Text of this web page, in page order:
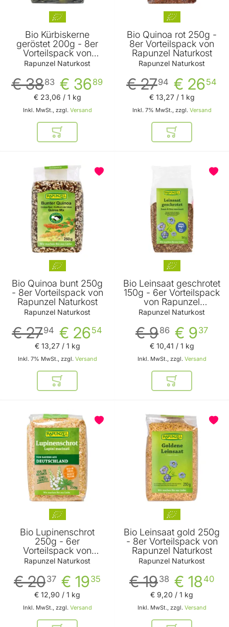
Bio Kürbiskerne
geröstet 200g - 8er
Vorteilspack von
Rapunzel Naturkost
Rapunzel Naturkost
€ 3689
€ 3883
Inkl. MwSt., zzgl. Versand
€ 23,06 / 1 kg
In den Warenkorb
Bio Quinoa rot 250g -
8er Vorteilspack von
Rapunzel Naturkost
Rapunzel Naturkost
€ 2654
€ 2794
Inkl. 7% MwSt., zzgl. Versand
€ 13,27/ 1 kg
In den
Bio Quinoa bunt 250g
- 8er Vorteilspack von
Rapunzel Naturkost
Rapunzel Naturkost
€ 2654
€ 2794
Inkl. 7% MwSt., zzgl. Versand
€ 13,27/ 1 kg
In den Warenkorb
Bio Leinsaat geschrotet
150g - 6er Vorteilspack
von Rapunzel
Naturkost
Rapunzel Naturkost
€ 937
€ 986
Inkl. MwSt., zzgl. Versand
€ 10,41 / 1 kg
In den
Bio Lupinenschrot
250g - 6er
Vorteilspack von
Rapunzel Naturkost
Rapunzel Naturkost
€ 1935
€ 2037
Inkl. MwSt., zzgl. Versand
€ 12,90 / 1 kg
Bio Leinsaat gold 250g
- 8er Vorteilspack von
Rapunzel Naturkost
Rapunzel Naturkost
€ 1840
€ 1938
Inkl. MwSt., zzgl. Versand
€ 9,20 / 1 kg